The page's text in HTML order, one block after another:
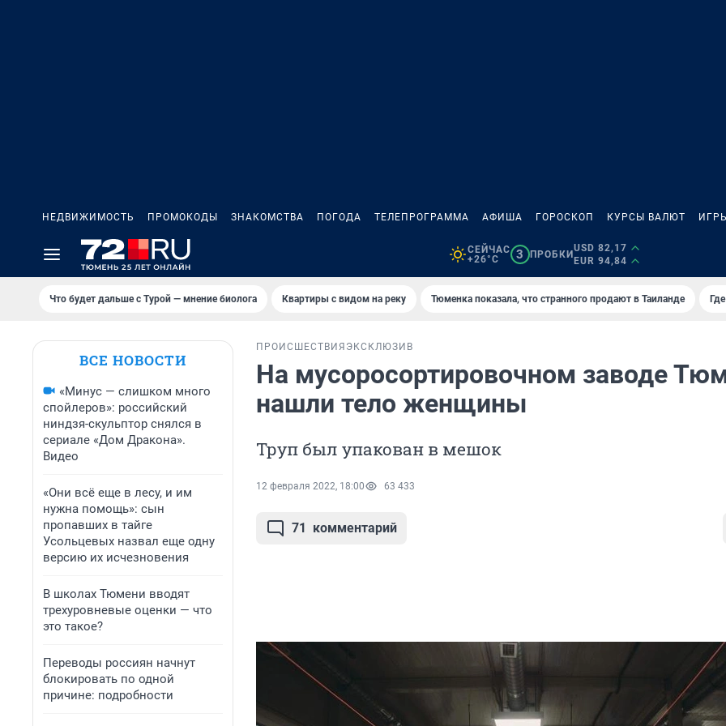
НЕДВИЖИМОСТЬ ПРОМОКОДЫ ЗНАКОМСТВА ПОГОДА ТЕЛЕПРОГРАММА АФИША ГОРОСКОП КУРСЫ ВАЛЮТ
СЕЙЧАС
+26°C
3 ПРОБКИ
USD 82,17
EUR 94,84
Что будет дальше с Турой — мнение биолога Квартиры с видом на реку Тюменка показала, что странного продают в Таиланде
ВСЕ НОВОСТИ
«Минус — слишком много
спойлеров»: российский
ниндзя-скульптор снялся в
сериале «Дом Дракона».
Видео
«Они всё еще в лесу, и им
нужна помощь»: сын
пропавших в тайге
Усольцевых назвал еще одну
версию их исчезновения
В школах Тюмени вводят
трехуровневые оценки — что
это такое?
Переводы россиян начнут
блокировать по одной
причине: подробности
ПРОИСШЕСТВИЯ ЭКСКЛЮЗИВ
На мусоросортировочном заводе
нашли тело женщины
Труп был упакован в мешок
12 февраля 2022, 18:00 63 433
71 комментарий